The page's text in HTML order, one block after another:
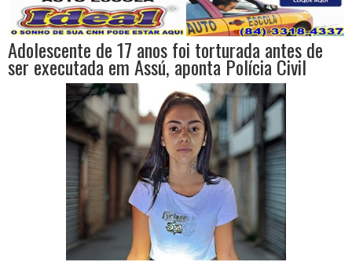
Adolescente de 17 anos foi torturada antes de
ser executada em Assú, aponta Polícia Civil